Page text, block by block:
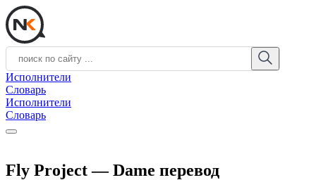
Исполнители
Словарь
Исполнители
Словарь
Fly Project — Dame перевод